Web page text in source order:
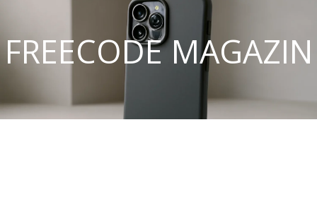
FREECODE MAGAZIN